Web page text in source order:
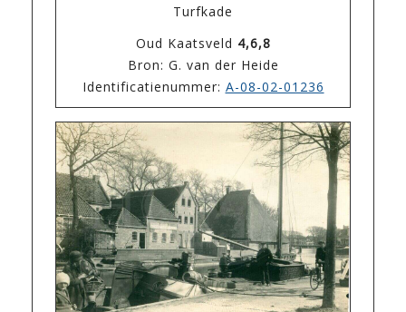
Turfkade
Oud Kaatsveld 4,6,8
Bron: G. van der Heide
Identificatienummer: A-08-02-01236